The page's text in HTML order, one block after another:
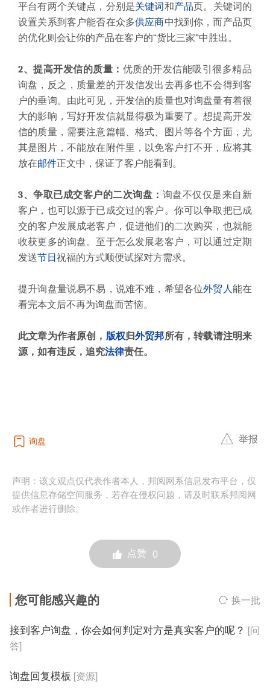
平台有两个关键点，分别是关键词和产品页。关键词的
设置关系到客户能否在众多供应商中找到你，而产品页
的优化则会让你的产品在客户的“货比三家”中胜出。
2、提高开发信的质量： 优质的开发信能吸引很多精品
询盘，反之，质量差的开发信发出去再多也不会得到客
户的垂询。由此可见，开发信的质量也对询盘量有着很
大的影响，写好开发信就显得极为重要了。想提高开发
信的质量，需要注意篇幅、格式、图片等各个方面，尤
其是图片，不能放在附件里，以免客户打不开，应将其
放在邮件正文中，保证了客户能看到。
3、争取已成交客户的二次询盘： 询盘不仅仅是来自新
客户，也可以源于已成交过的客户。你可以争取把已成
交的客户发展成老客户，促进他们的二次购买，也就能
收获更多的询盘。至于怎么发展老客户，可以通过定期
发送节日 祝福的方式顺便试探对方需求。
提升询盘量说易不易，说难不难，希望各位外贸人能在
看完本文后不再为询盘而苦恼。
此文章为作者原创， 版权归外贸邦所有，转载请注明来
源，如有违反，追究法律责任。
询盘 举报
声明：该文观点仅代表作者本人，邦阅网系信息发布平台，仅
提供信息存储空间服务，若存在侵权问题，请及时联系邦阅网
或作者进行删除。
点赞 0
您可能感兴趣的 换一批
接到客户询盘，你会如何判定对方是真实客户的呢？ [问
答]
询盘回复模板 [资源]